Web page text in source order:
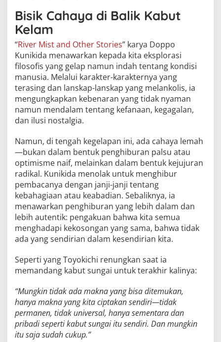
Bisik Cahaya di Balik Kabut
Kelam
“River Mist and Other Stories” karya Doppo
Kunikida menawarkan kepada kita eksplorasi
filosofis yang gelap namun indah tentang kondisi
manusia. Melalui karakter-karakternya yang
terasing dan lanskap-lanskap yang melankolis, ia
mengungkapkan kebenaran yang tidak nyaman
namun mendalam tentang kefanaan, kegagalan,
dan ilusi nostalgia.
Namun, di tengah kegelapan ini, ada cahaya lemah
—bukan dalam bentuk penghiburan palsu atau
optimisme naif, melainkan dalam bentuk kejujuran
radikal. Kunikida menolak untuk menghibur
pembacanya dengan janji-janji tentang
kebahagiaan atau keabadian. Sebaliknya, ia
menawarkan penghiburan yang lebih dalam dan
lebih autentik: pengakuan bahwa kita semua
menghadapi kekosongan yang sama, bahwa tidak
ada yang sendirian dalam kesendirian kita.
Seperti yang Toyokichi renungkan saat ia
memandang kabut sungai untuk terakhir kalinya:
“Mungkin tidak ada makna yang bisa ditemukan,
hanya makna yang kita ciptakan sendiri—tidak
permanen, tidak universal, hanya sementara dan
pribadi seperti kabut sungai itu sendiri. Dan mungkin
itu saja sudah cukup.”